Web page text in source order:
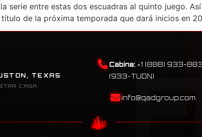
serie entre estas dos escuadras al quinto juego.
de la próxima temporada que dará inicios en
TEXAS
CASA
Cabina: +1 (888) 933-
(933-TUDN)
info@qadgroup.com